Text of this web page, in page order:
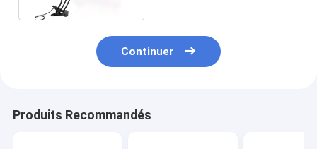
Continuer
Produits Recommandés